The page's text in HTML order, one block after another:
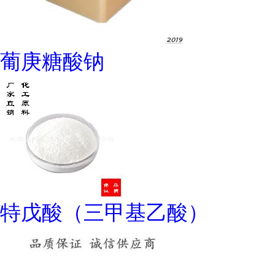
葡庚糖酸钠
特戊酸（三甲基乙酸）